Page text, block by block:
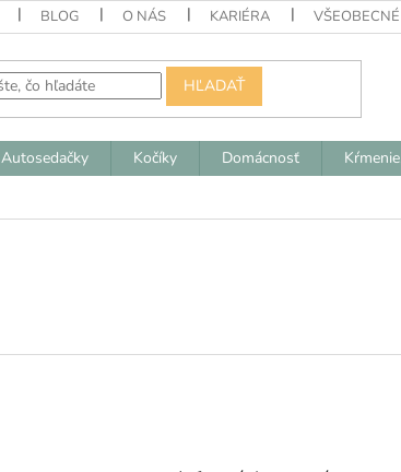
BLOG O NÁS KARIÉRA
HĽADAŤ
Autosedačky Kočíky Domácnosť